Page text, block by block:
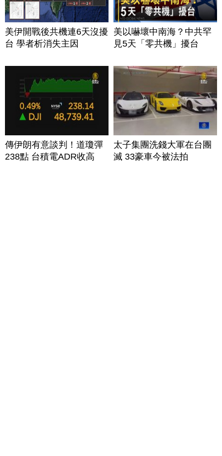
美伊開戰後共機連6天沒擾
台 學者析消失主因
美以嚇壞中南海？中共罕
見5天「零共機」擾台
傳伊朗有意談判！道瓊彈
238點 台積電ADR收高
太子集團洗錢大軍在台團
滅 33豪車今被法拍